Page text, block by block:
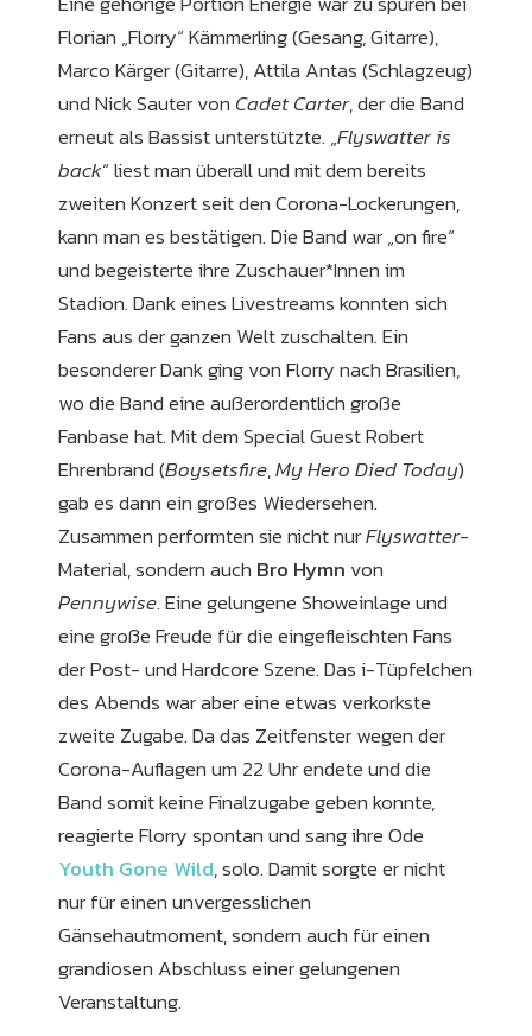
Florian „Florry“ Kämmerling (Gesang, Gitarre),
Marco Kärger (Gitarre), Attila Antas (Schlagzeug)
und Nick Sauter vonCadet Carter, der die Band
erneut als Bassist unterstützte. „Flyswatter is
back“ liest man überall und mit dem bereits
zweiten Konzert seit den Corona-Lockerungen,
kann man es bestätigen. Die Band war „on fire“
und begeisterte ihre Zuschauer*Innen im
Stadion. Dank eines Livestreams konnten sich
Fans aus der ganzen Welt zuschalten. Ein
besonderer Dank ging von Florry nach Brasilien,
wo die Band eine außerordentlich große
Fanbase hat. Mit dem Special Guest Robert
Ehrenbrand (Boysetsfire,My Hero Died Today)
gab es dann ein großes Wiedersehen.
Zusammen performten sie nicht nurFlyswatter-
Material, sondern auch Bro Hymn von
Pennywise. Eine gelungene Showeinlage und
eine große Freude für die eingefleischten Fans
der Post- und Hardcore Szene. Das i-Tüpfelchen
des Abends war aber eine etwas verkorkste
zweite Zugabe. Da das Zeitfenster wegen der
Corona-Auflagen um 22 Uhr endete und die
Band somit keine Finalzugabe geben konnte,
reagierte Florry spontan und sang ihre Ode
Youth Gone Wild, solo. Damit sorgte er nicht
nur für einen unvergesslichen
Gänsehautmoment, sondern auch für einen
grandiosen Abschluss einer gelungenen
Veranstaltung.